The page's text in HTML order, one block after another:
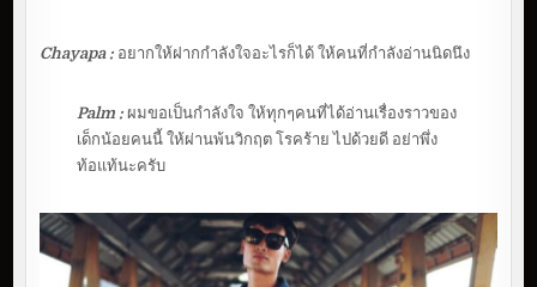
Chayapa : อยากให้ฝากกำลังใจอะไรก็ได้ ให้คนที่กำลังอ่านนิดนึง
Palm : ผมขอเป็นกำลังใจ ให้ทุกๆคนที่ได้อ่านเรื่องราวของ
เด็กน้อยคนนี้ ให้ผ่านพ้นวิกฤต โรคร้าย ไปด้วยดี อย่าพึ่ง
ท้อแท้นะครับ